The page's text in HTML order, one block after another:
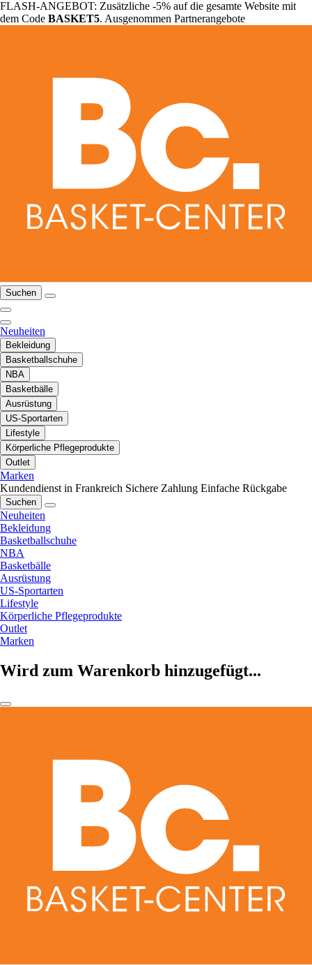
FLASH-ANGEBOT: Zusätzliche -5% auf die gesamte Website mit
dem Code BASKET5. Ausgenommen Partnerangebote
Suchen
Neuheiten
Bekleidung
Basketballschuhe
NBA
Basketbälle
Ausrüstung
US-Sportarten
Lifestyle
Körperliche Pflegeprodukte
Outlet
Marken
Kundendienst in Frankreich Sichere Zahlung Einfache Rückgabe
Suchen
Neuheiten
Bekleidung
Basketballschuhe
NBA
Basketbälle
Ausrüstung
US-Sportarten
Lifestyle
Körperliche Pflegeprodukte
Outlet
Marken
Wird zum Warenkorb hinzugefügt...